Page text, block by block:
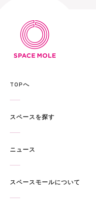
TOPへ
スペースを探す
ニュース
スペースモールについて